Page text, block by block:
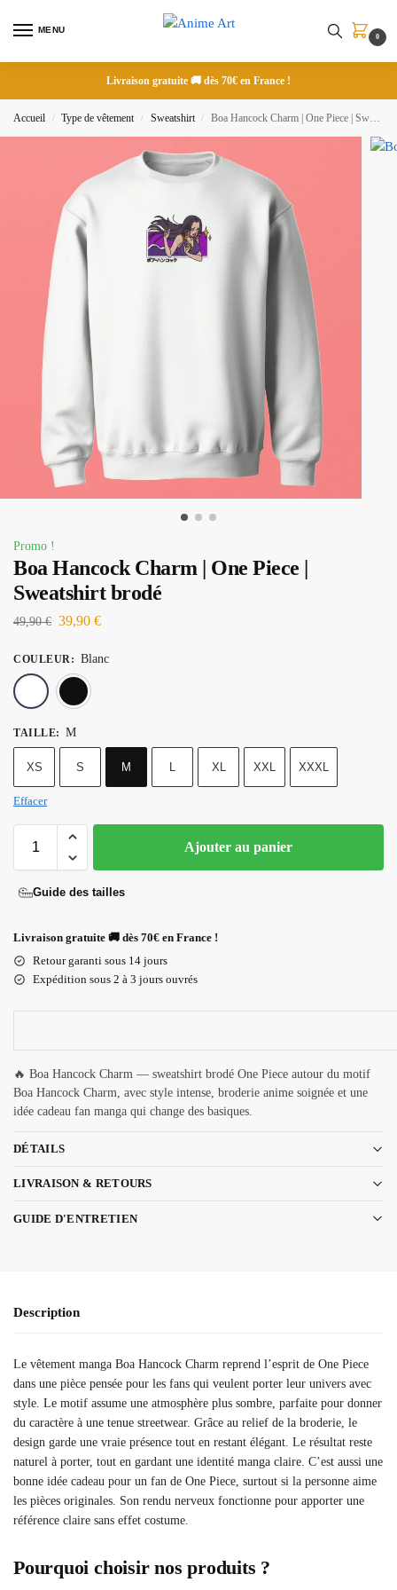
MENU
0
Livraison gratuite 🚚 dès 70€ en France !
Accueil / Type de vêtement / Sweatshirt / Boa Hancock Charm | One Piece | Sweatshirt brodé
Promo !
Boa Hancock Charm | One Piece |
Sweatshirt brodé
49,90€ 39,90 €
COULEUR : Blanc
TAILLE: M
XS S M L XL XXL XXXL
Effacer
Ajouter au panier
Guide des tailles
Livraison gratuite 🚚 dès 70€ en France !
Retour garanti sous 14 jours
Expédition sous 2 à 3 jours ouvrés
🔥 Boa Hancock Charm — sweatshirt brodé One Piece autour du motif
Boa Hancock Charm, avec style intense, broderie anime soignée et une
idée cadeau fan manga qui change des basiques.
DÉTAILS
LIVRAISON & RETOURS
GUIDE D'ENTRETIEN
Description
Le vêtement manga Boa Hancock Charm reprend l’esprit de One Piece
dans une pièce pensée pour les fans qui veulent porter leur univers avec
style. Le motif assume une atmosphère plus sombre, parfaite pour donner
du caractère à une tenue streetwear. Grâce au relief de la broderie, le
design garde une vraie présence tout en restant élégant. Le résultat reste
naturel à porter, tout en gardant une identité manga claire. C’est aussi une
bonne idée cadeau pour un fan de One Piece, surtout si la personne aime
les pièces originales. Son rendu nerveux fonctionne pour apporter une
référence claire sans effet costume.
Pourquoi choisir nos produits ?